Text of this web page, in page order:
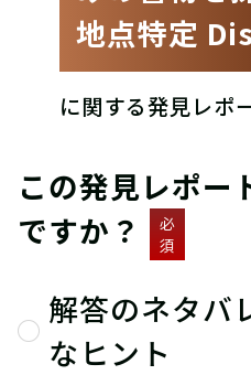
地点特定
に関する発見レポ
この発見レポー
ですか？
必
須
解答のネタバ
なヒント